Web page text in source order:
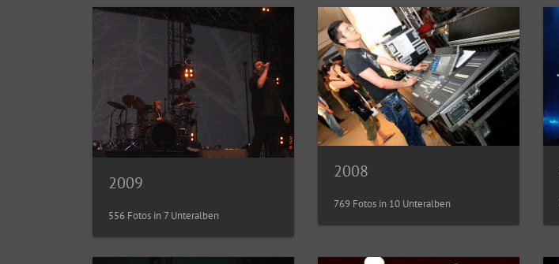
2009
556 Fotos in 7 Unteralben
2008
769 Fotos in 10 Unteralben